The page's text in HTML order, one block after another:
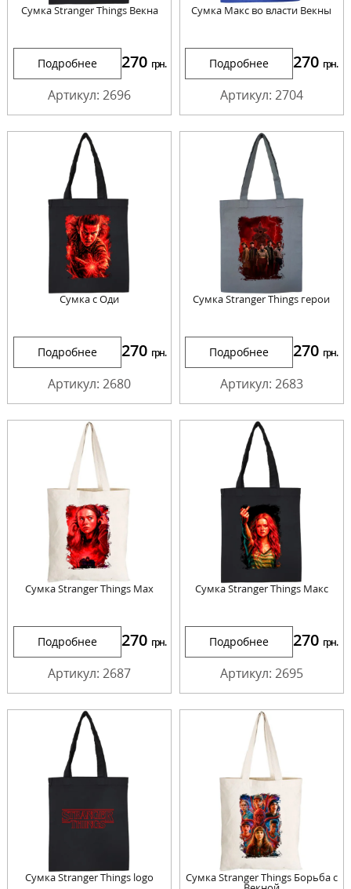
Сумка Stranger Things Векна
Подробнее 270 грн.
Артикул: 2696
Сумка Макс во власти Векны
Подробнее 270 грн.
Артикул: 2704
Сумка с Оди
Подробнее 270 грн.
Артикул: 2680
Сумка Stranger Things герои
Подробнее 270 грн.
Артикул: 2683
Сумка Stranger Things Max
Подробнее 270 грн.
Артикул: 2687
Сумка Stranger Things Макс
Подробнее 270 грн.
Артикул: 2695
Сумка Stranger Things logo Сумка Stranger Things Борьба с